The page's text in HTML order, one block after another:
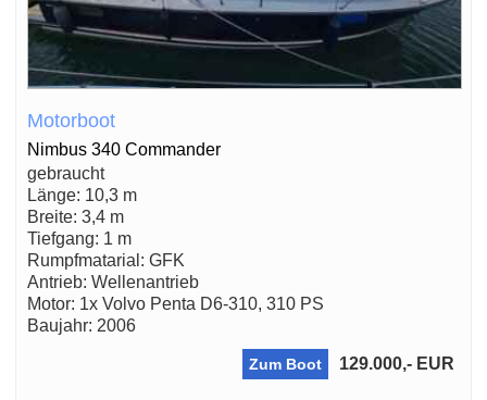
Motorboot
Nimbus 340 Commander
gebraucht
Länge: 10,3 m
Breite: 3,4 m
Tiefgang: 1 m
Rumpfmatarial: GFK
Antrieb: Wellenantrieb
Motor: 1x Volvo Penta D6-310, 310 PS
Baujahr: 2006
Zum Boot 129.000,- EUR